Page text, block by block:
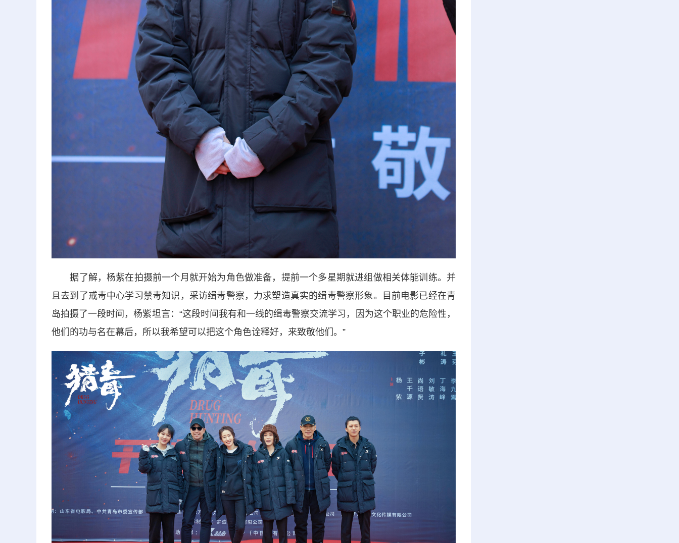
据了解，杨紫在拍摄前一个月就开始为角色做准备，提前一个多星期就进组做相关体能训练。并
且去到了戒毒中心学习禁毒知识，采访缉毒警察，力求塑造真实的缉毒警察形象。目前电影已经在青
岛拍摄了一段时间，杨紫坦言：“这段时间我有和一线的缉毒警察交流学习，因为这个职业的危险性，
他们的功与名在幕后，所以我希望可以把这个角色诠释好，来致敬他们。”